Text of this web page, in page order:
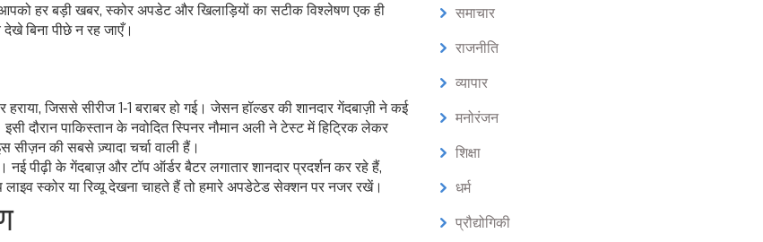
हर बड़ी खबर, स्कोर अपडेट और खिलाड़ियों का सटीक विश्लेषण एक ही
बिना पीछे न रह जाएँ।
जिससे सीरीज 1‑1 बराबर हो गई। जेसन हॉल्डर की शानदार गेंदबाज़ी ने कई
दौरान पाकिस्तान के नवोदित स्पिनर नौमान अली ने टेस्ट में हिट्रिक लेकर
सीज़न की सबसे ज़्यादा चर्चा वाली हैं।
नई पीढ़ी के गेंदबाज़ और टॉप ऑर्डर बैटर लगातार शानदार प्रदर्शन कर रहे हैं,
स्कोर या रिव्यू देखना चाहते हैं तो हमारे अपडेटेड सेक्शन पर नजर रखें।
समाचार
राजनीति
व्यापार
मनोरंजन
शिक्षा
धर्म
प्रौद्योगिकी